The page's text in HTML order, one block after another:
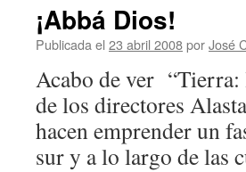
¡Abbá Dios!
Publicada el 23 abril 2008porJosé
Acabo de ver “Tierra:
de los directores
hacen emprender un
sur y a lo largo de las